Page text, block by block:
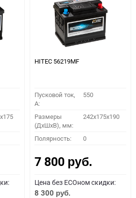
HITEC 56219MF
Пусковой ток,
A:
550
Размеры
(ДхШхВ), мм:
242x175x190
Полярность: 0
7 800 руб.
Цена без ECOном скидки:
8 300 руб.